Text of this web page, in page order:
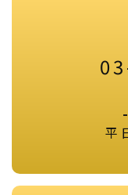
平